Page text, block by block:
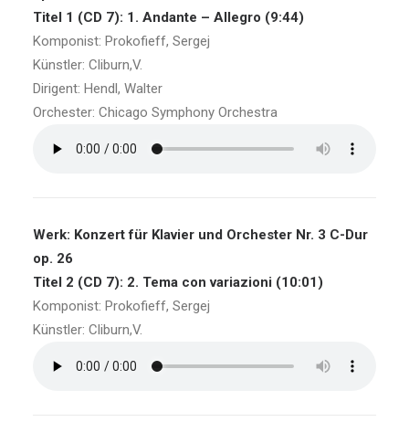
Titel 1 (CD 7): 1. Andante – Allegro (9:44)
Komponist: Prokofieff, Sergej
Künstler: Cliburn,V.
Dirigent: Hendl, Walter
Orchester: Chicago Symphony Orchestra
Werk: Konzert für Klavier und Orchester Nr. 3 C-Dur
op. 26
Titel 2 (CD 7): 2. Tema con variazioni (10:01)
Komponist: Prokofieff, Sergej
Künstler: Cliburn,V.